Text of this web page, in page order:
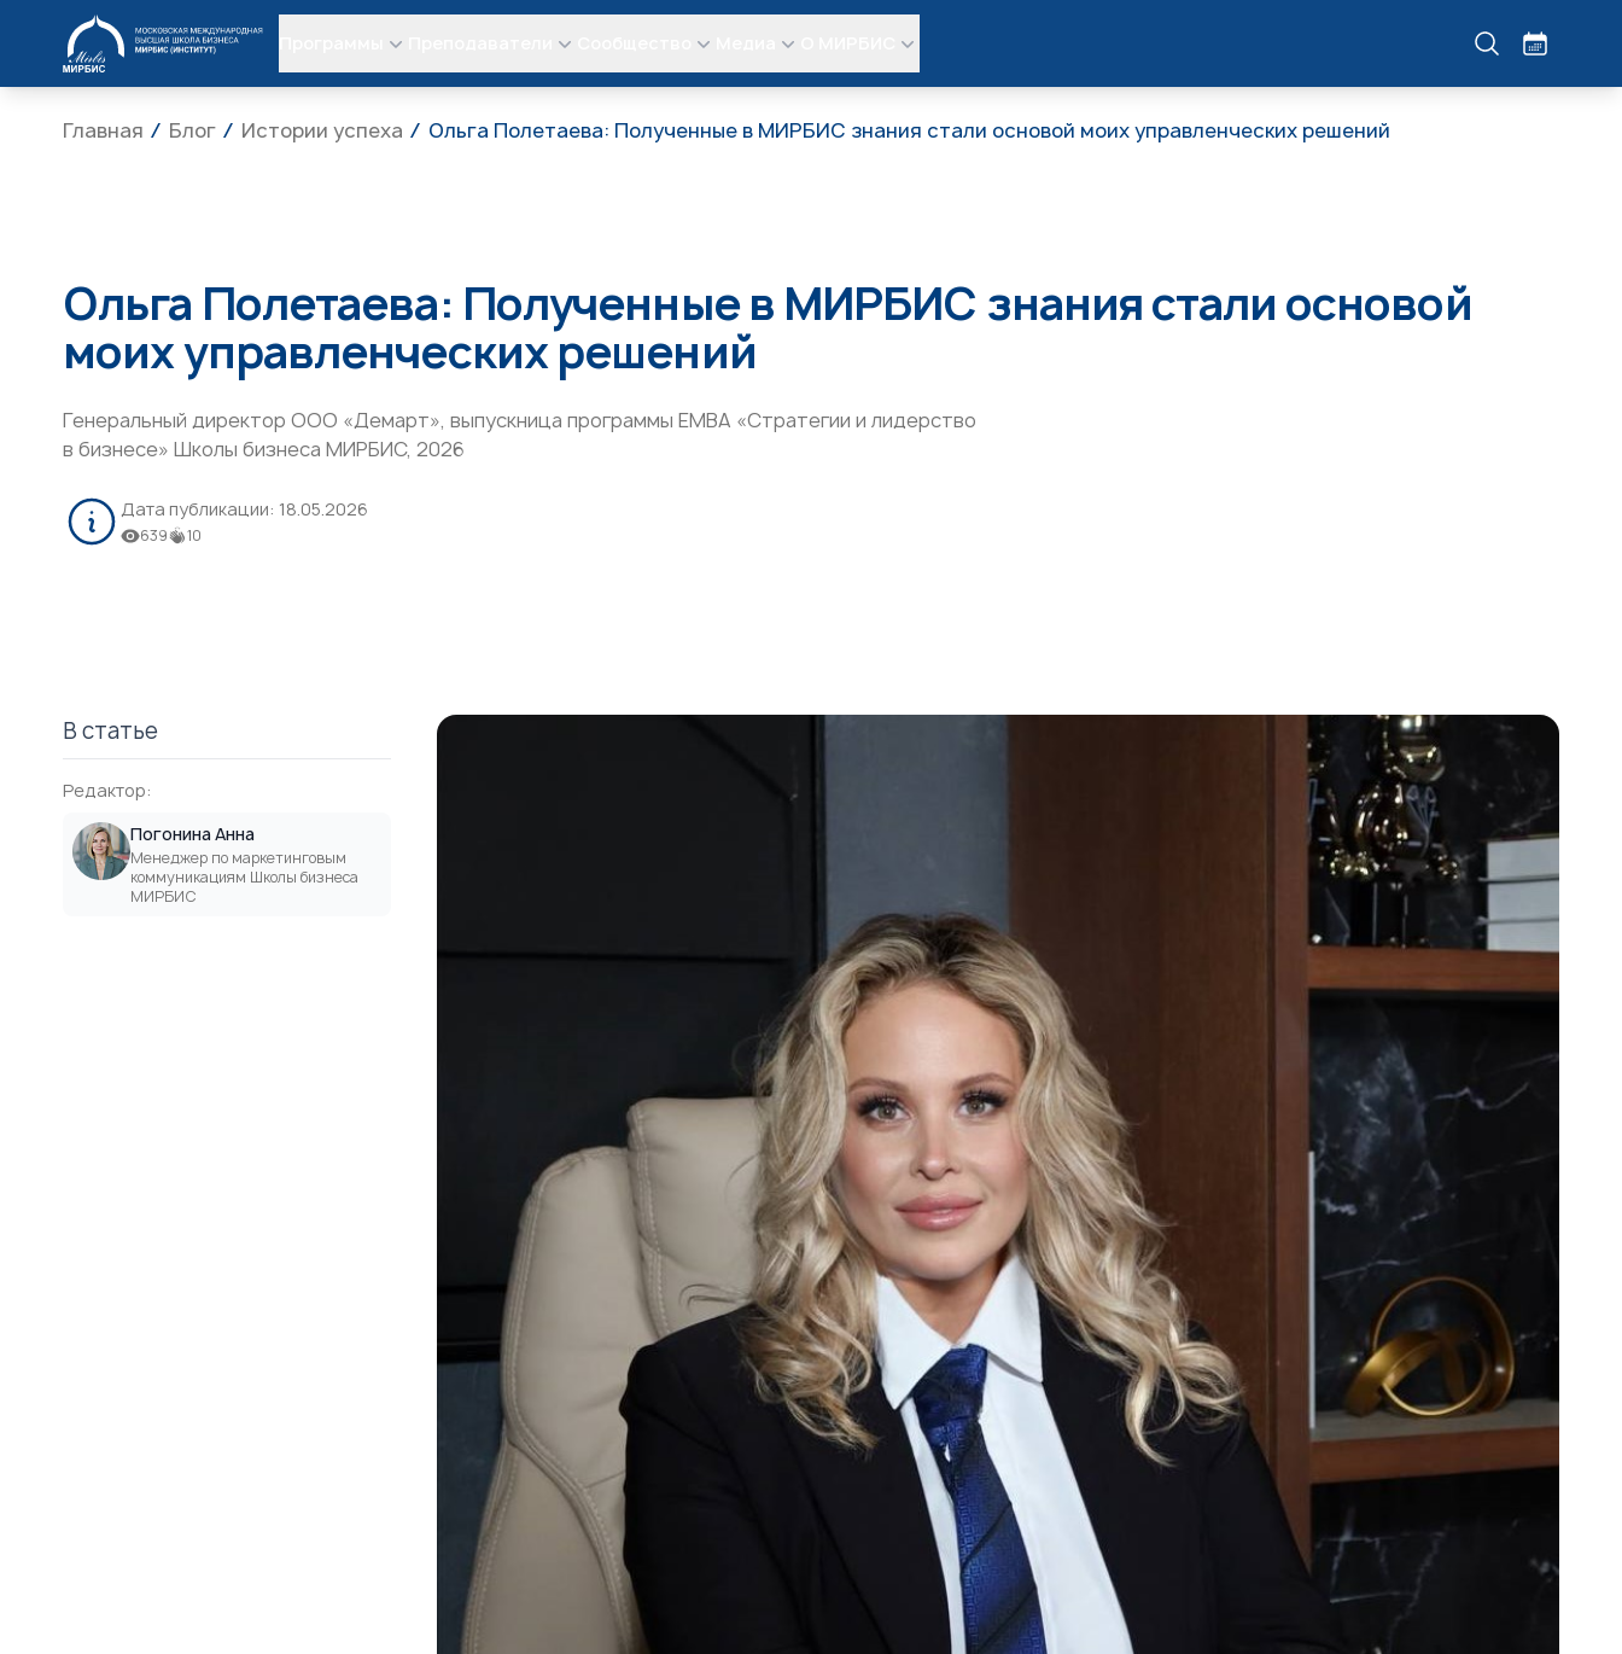
МИРБИС
Главная Блог Истории успеха Ольга Полетаева: Полученные в МИРБИС знания стали основой моих управленческих решений
Ольга Полетаева: Полученные в МИРБИС знания стали основой
моих управленческих решений
Генеральный директор ООО «Демарт», выпускница программы ЕМВА «Стратегии и лидерство
в бизнесе» Школы бизнеса МИРБИС, 2026
Дата публикации: 18.05.2026
639 10
В статье
Редактор:
Погонина Анна
Менеджер по маркетинговым
коммуникациям Школы бизнеса
МИРБИС